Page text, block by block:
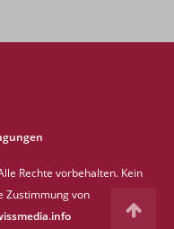
Rechte vorbehalten. Kein
Zustimmung von